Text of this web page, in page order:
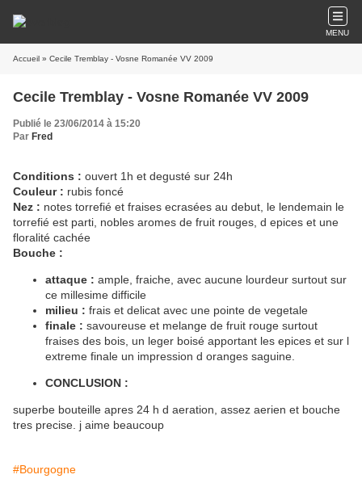
MENU
Accueil » Cecile Tremblay - Vosne Romanée VV 2009
Cecile Tremblay - Vosne Romanée VV 2009
Publié le 23/06/2014 à 15:20
Par Fred
Conditions : ouvert 1h et degusté sur 24h
Couleur : rubis foncé
Nez : notes torrefié et fraises ecrasées au debut, le lendemain le
torrefié est parti, nobles aromes de fruit rouges, d epices et une
floralité cachée
Bouche :
attaque : ample, fraiche, avec aucune lourdeur surtout sur
ce millesime difficile
milieu : frais et delicat avec une pointe de vegetale
finale : savoureuse et melange de fruit rouge surtout
fraises des bois, un leger boisé apportant les epices et sur l
extreme finale un impression d oranges saguine.
CONCLUSION :
superbe bouteille apres 24 h d aeration, assez aerien et bouche
tres precise. j aime beaucoup
#Bourgogne